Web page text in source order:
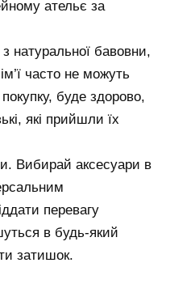
ательє за
натуральної бавовни,
часто не можуть
буде здорово,
які прийшли їх
Вибирай аксесуари в
перевагу
в будь-який
затишок.